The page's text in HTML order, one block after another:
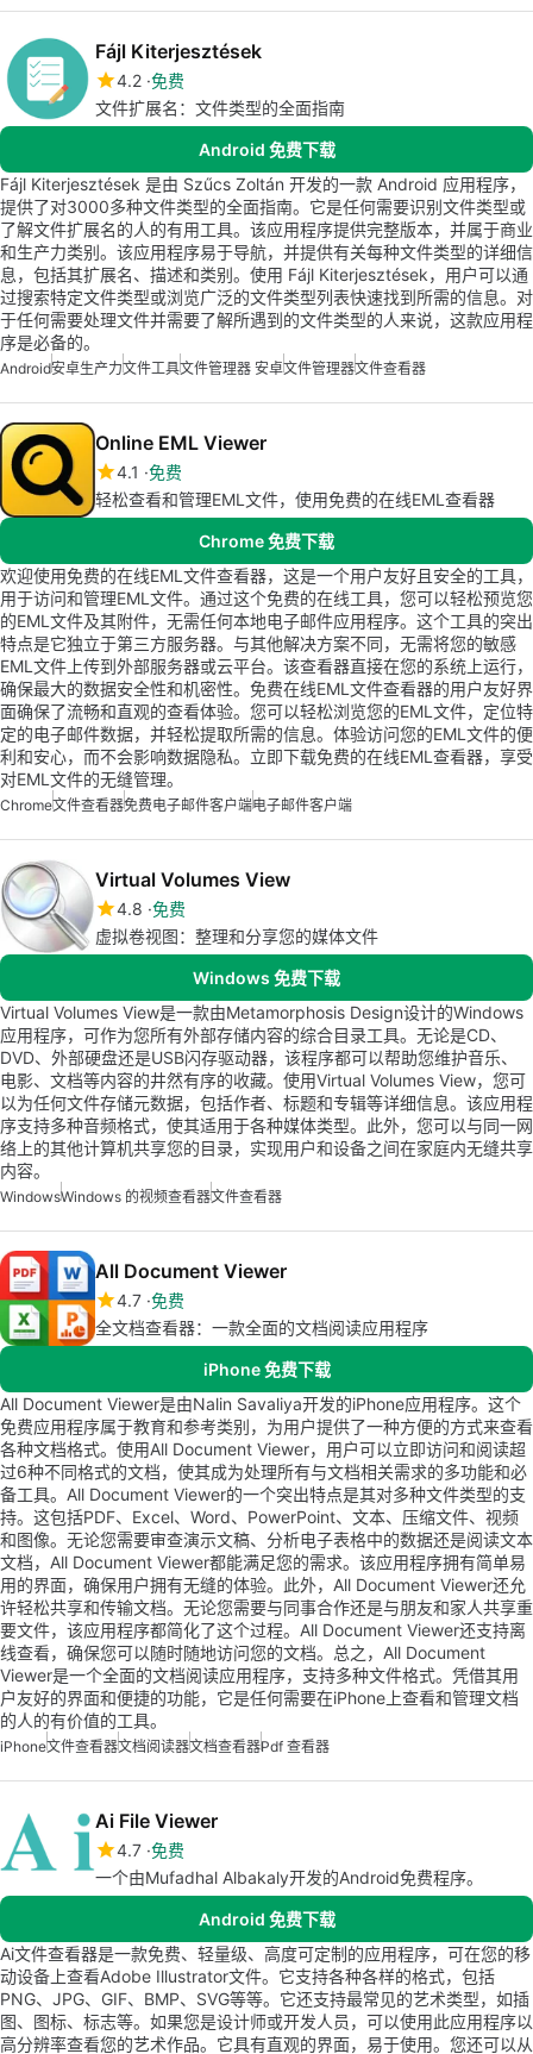
Fájl Kiterjesztések
4.2 免费
文件扩展名：文件类型的全面指南
Android 免费下载
Fájl Kiterjesztések 是由 Szűcs Zoltán 开发的一款 Android 应用程序，
提供了对3000多种文件类型的全面指南。它是任何需要识别文件类型或
了解文件扩展名的人的有用工具。该应用程序提供完整版本，并属于商业
和生产力类别。该应用程序易于导航，并提供有关每种文件类型的详细信
息，包括其扩展名、描述和类别。使用 Fájl Kiterjesztések，用户可以通
过搜索特定文件类型或浏览广泛的文件类型列表快速找到所需的信息。对
于任何需要处理文件并需要了解所遇到的文件类型的人来说，这款应用程
序是必备的。
Android安卓生产力文件工具文件管理器 安卓文件管理器文件查看器
Online EML Viewer
4.1 免费
轻松查看和管理EML文件，使用免费的在线EML查看器
Chrome 免费下载
欢迎使用免费的在线EML文件查看器，这是一个用户友好且安全的工具，
用于访问和管理EML文件。通过这个免费的在线工具，您可以轻松预览您
的EML文件及其附件，无需任何本地电子邮件应用程序。这个工具的突出
特点是它独立于第三方服务器。与其他解决方案不同，无需将您的敏感
EML文件上传到外部服务器或云平台。该查看器直接在您的系统上运行，
确保最大的数据安全性和机密性。免费在线EML文件查看器的用户友好界
面确保了流畅和直观的查看体验。您可以轻松浏览您的EML文件，定位特
定的电子邮件数据，并轻松提取所需的信息。体验访问您的EML文件的便
利和安心，而不会影响数据隐私。立即下载免费的在线EML查看器，享受
对EML文件的无缝管理。
Chrome文件查看器免费电子邮件客户端电子邮件客户端
Virtual Volumes View
4.8 免费
虚拟卷视图：整理和分享您的媒体文件
Windows 免费下载
Virtual Volumes View是一款由Metamorphosis Design设计的Windows
应用程序，可作为您所有外部存储内容的综合目录工具。无论是CD、
DVD、外部硬盘还是USB闪存驱动器，该程序都可以帮助您维护音乐、
电影、文档等内容的井然有序的收藏。使用Virtual Volumes View，您可
以为任何文件存储元数据，包括作者、标题和专辑等详细信息。该应用程
序支持多种音频格式，使其适用于各种媒体类型。此外，您可以与同一网
络上的其他计算机共享您的目录，实现用户和设备之间在家庭内无缝共享
内容。
WindowsWindows 的视频查看器文件查看器
All Document Viewer
4.7 免费
全文档查看器：一款全面的文档阅读应用程序
iPhone 免费下载
All Document Viewer是由Nalin Savaliya开发的iPhone应用程序。这个
免费应用程序属于教育和参考类别，为用户提供了一种方便的方式来查看
各种文档格式。使用All Document Viewer，用户可以立即访问和阅读超
过6种不同格式的文档，使其成为处理所有与文档相关需求的多功能和必
备工具。All Document Viewer的一个突出特点是其对多种文件类型的支
持。这包括PDF、Excel、Word、PowerPoint、文本、压缩文件、视频
和图像。无论您需要审查演示文稿、分析电子表格中的数据还是阅读文本
文档，All Document Viewer都能满足您的需求。该应用程序拥有简单易
用的界面，确保用户拥有无缝的体验。此外，All Document Viewer还允
许轻松共享和传输文档。无论您需要与同事合作还是与朋友和家人共享重
要文件，该应用程序都简化了这个过程。All Document Viewer还支持离
线查看，确保您可以随时随地访问您的文档。总之，All Document
Viewer是一个全面的文档阅读应用程序，支持多种文件格式。凭借其用
户友好的界面和便捷的功能，它是任何需要在iPhone上查看和管理文档
的人的有价值的工具。
iPhone文件查看器文档阅读器文档查看器Pdf 查看器
Ai File Viewer
4.7 免费
一个由Mufadhal Albakaly开发的Android免费程序。
Android 免费下载
Ai文件查看器是一款免费、轻量级、高度可定制的应用程序，可在您的移
动设备上查看Adobe Illustrator文件。它支持各种各样的格式，包括
PNG、JPG、GIF、BMP、SVG等等。它还支持最常见的艺术类型，如插
图、图标、标志等。如果您是设计师或开发人员，可以使用此应用程序以
高分辨率查看您的艺术作品。它具有直观的界面，易于使用。您还可以从